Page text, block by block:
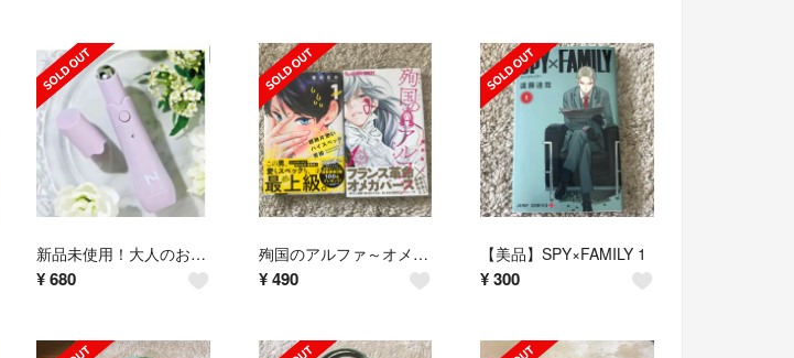
新品未使用！大人のおしゃれ手帖 6月号 【付録】目元&口元美顔器
¥680
殉国のアルファ～オメガ・ド・ベルサイユ～(1)・超絶片想いハイスペック吉田１巻
¥ 490
【美品】SPY×FAMILY 1
¥300